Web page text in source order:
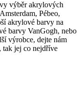
výběr akrylových
Pébeo,
akrylové barvy na
barvy VanGogh, nebo
výrobce, dejte nám
tak jej co nejdříve